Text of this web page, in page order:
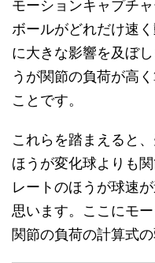
モーションキャプチ
ボールがどれだけ速
に大きな影響を及ぼ
うが関節の負荷が高
ことです。
これらを踏まえると
ほうが変化球よりも
レートのほうが球速
思います。ここにモ
関節の負荷の計算式